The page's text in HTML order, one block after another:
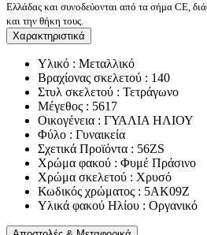
Ελλάδας και συνοδεύονται από τα σήμα CE,
και την θήκη τους.
Χαρακτηριστικά
Υλικό : Μεταλλικό
Βραχίονας σκελετού : 140
Στυλ σκελετού : Τετράγωνο
Μέγεθος : 5617
Οικογένεια : ΓΥΑΛΙΑ ΗΛΙΟΥ
Φύλο : Γυναικεία
Σχετικά Προϊόντα : 56ZS
Χρώμα φακού : Φυμέ Πράσινο
Χρώμα σκελετού : Χρυσό
Κωδικός χρώματος : 5AK09Z
Υλικά φακού Ηλίου : Οργανικό